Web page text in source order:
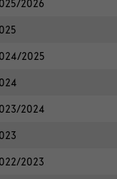
2025
2024
2023